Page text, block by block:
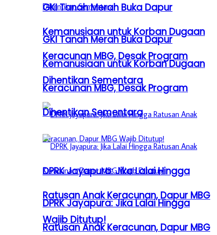
GKI Tanah Merah Buka Dapur
Kemanusiaan untuk Korban Dugaan
Keracunan MBG, Desak Program
Dihentikan Sementara
DPRK Jayapura: Jika Lalai Hingga
Ratusan Anak Keracunan, Dapur MBG
Wajib Ditutup!
GKI Tanah Merah Buka Dapur
Kemanusiaan untuk Korban Dugaan
Keracunan MBG, Desak Program
Dihentikan Sementara
DPRK Jayapura: Jika Lalai Hingga
Ratusan Anak Keracunan, Dapur MBG